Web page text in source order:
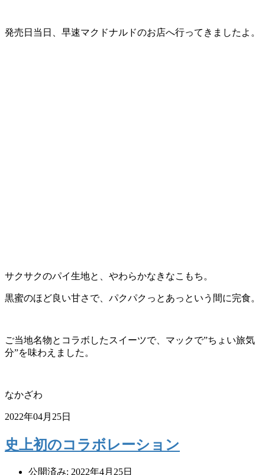
発売日当日、早速マクドナルドのお店へ行ってきましたよ。
サクサクのパイ生地と、やわらかなきなこもち。
黒蜜のほど良い甘さで、パクパクっとあっという間に完食。
ご当地名物とコラボしたスイーツで、マックで”ちょい旅気
分”を味わえました。
なかざわ
2022年04月25日
史上初のコラボレーション
公開済み: 2022年4月25日